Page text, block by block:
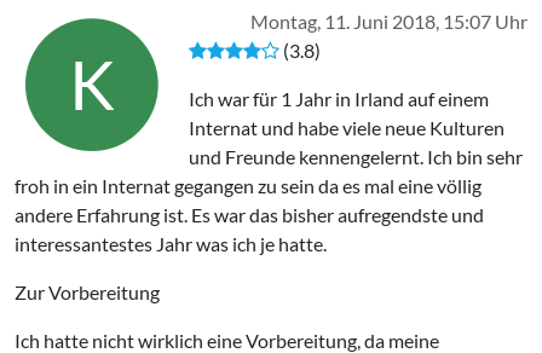
K
Montag, 11. Juni 2018, 15:07 Uhr
(3.8)
Ich war für 1 Jahr in Irland auf einem
Internat und habe viele neue Kulturen
und Freunde kennengelernt. Ich bin sehr
froh in ein Internat gegangen zu sein da es mal eine völlig
andere Erfahrung ist. Es war das bisher aufregendste und
interessantestes Jahr was ich je hatte.
Zur Vorbereitung
Ich hatte nicht wirklich eine Vorbereitung, da meine